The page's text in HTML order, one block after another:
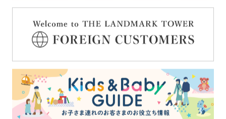
ブライダル
スタッフ募集
お知らせ一覧
よくある質問
お問い合わせ
横浜ランドマークタワーについSDGsの取り組み